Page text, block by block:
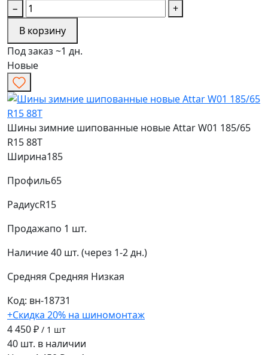
−
+
В корзину
Под заказ ~1 дн.
Новые
Шины зимние шипованные новые Attar W01 185/65
R15 88T
Ширина185
Профиль65
РадиусR15
Продажапо 1 шт.
Наличие40 шт. (через 1-2 дн.)
Средняя Средняя Низкая
Код: вн-18731
+Скидка 20% на шиномонтаж
4 450 ₽ / 1 шт
40 шт. в наличии